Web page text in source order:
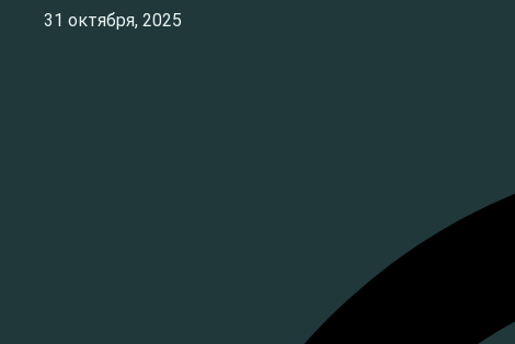
31 октября, 2025